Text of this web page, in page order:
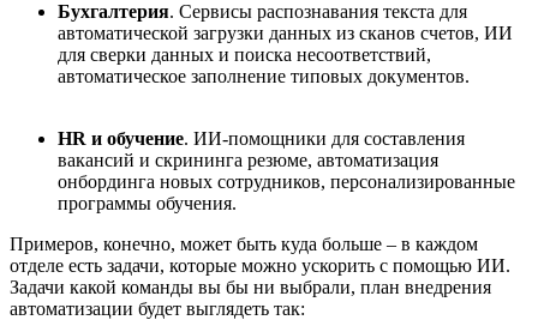
Бухгалтерия. Сервисы распознавания текста для
автоматической загрузки данных из сканов счетов, ИИ
для сверки данных и поиска несоответствий,
автоматическое заполнение типовых документов.
HR и обучение. ИИ-помощники для составления
вакансий и скрининга резюме, автоматизация
онбординга новых сотрудников, персонализированные
программы обучения.
Примеров, конечно, может быть куда больше – в каждом
отделе есть задачи, которые можно ускорить с помощью ИИ.
Задачи какой команды вы бы ни выбрали, план внедрения
автоматизации будет выглядеть так: